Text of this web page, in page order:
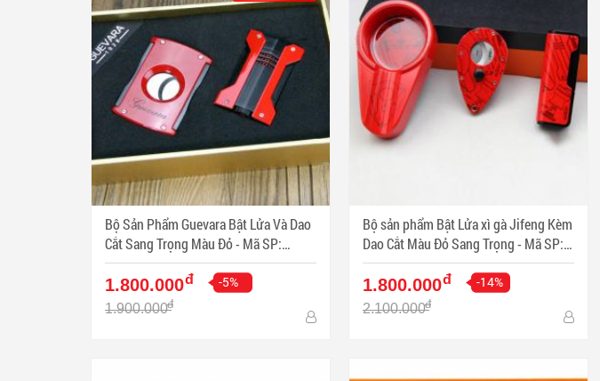
Bộ Sản Phẩm Guevara Bật Lửa Và Dao
Cắt Sang Trọng Màu Đỏ - Mã SP:
PKXG336
1.800.000đ -5%
1.900.000đ
Bộ sản phẩm Bật Lửa xì gà Jifeng Kèm
Dao Cắt Màu Đỏ Sang Trọng - Mã SP:
PKXG331
1.800.000đ -14%
2.100.000đ